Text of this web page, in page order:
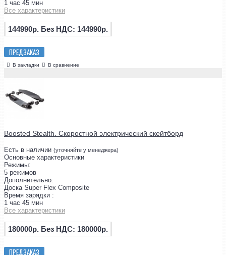
1 час 45 мин
Все характеристики
144990р. Без НДС: 144990р.
ПРЕДЗАКАЗ
В закладки В сравнение
Boosted Stealth. Скоростной электрический скейтборд
Есть в наличии (уточняйте у менеджера)
Основные характеристики
Режимы:
5 режимов
Дополнительно:
Доска Super Flex Composite
Время зарядки :
1 час 45 мин
Все характеристики
180000р. Без НДС: 180000р.
ПРЕДЗАКАЗ